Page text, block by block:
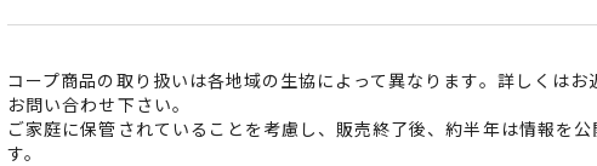
コープ商品の取り扱いは各地域の生協によって異なります。詳しくはお
お問い合わせ下さい。
ご家庭に保管されていることを考慮し、販売終了後、約半年は情報を公
す。